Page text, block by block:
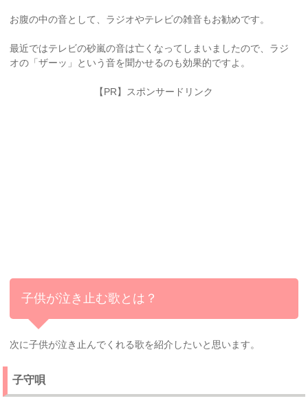
お腹の中の音として、ラジオやテレビの雑音もお勧めです。
最近ではテレビの砂嵐の音は亡くなってしまいましたので、ラジ
オの「ザーッ」という音を聞かせるのも効果的ですよ。
【PR】スポンサードリンク
子供が泣き止む歌とは？
次に子供が泣き止んでくれる歌を紹介したいと思います。
子守唄